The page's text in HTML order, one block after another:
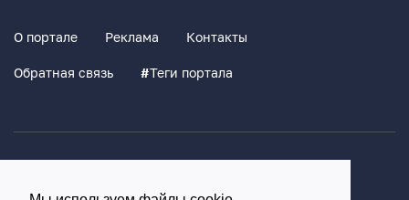
О портале Реклама Контакты
Обратная связь #Теги портала